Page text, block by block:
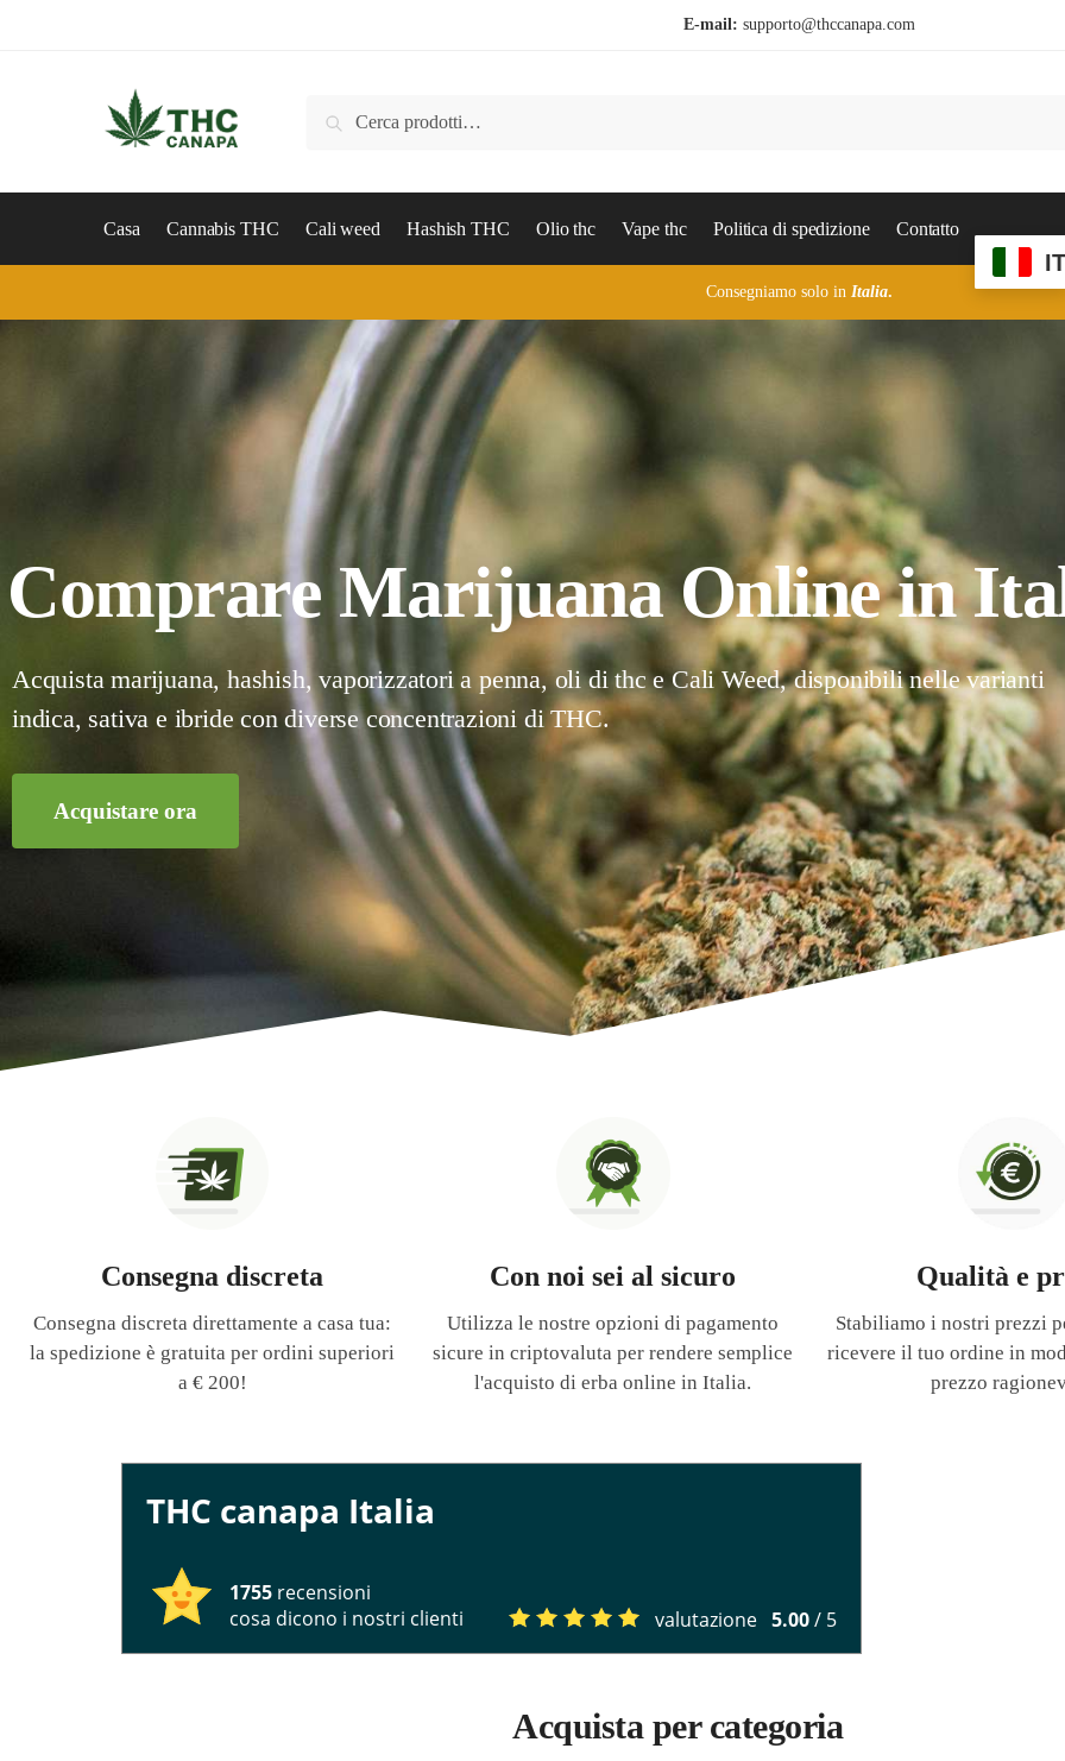
E-mail: supporto@thccanapa.com
Cerca
Casa Cannabis THC Cali weed Hashish THC Olio thc Vape thc Politica di spedizione Contatto
IT
Consegniamo solo inItalia.
Comprare Marijuana Online in
Acquista marijuana, hashish, vaporizzatori a penna, oli di thc e Cali Weed, disponibili nelle varianti
indica, sativa e ibride con diverse concentrazioni di THC.
Acquistare ora
Consegna discreta
Consegna discreta direttamente a casa tua:
la spedizione è gratuita per ordini superiori
a € 200!
Con noi sei al sicuro
Utilizza le nostre opzioni di pagamento
sicure in criptovaluta per rendere semplice
l'acquisto di erba online in Italia.
Qualità e
Stabiliamo i nostri prezzi
ricevere il tuo ordine in
prezzo
THC canapa Italia
1755 recensioni
cosa dicono i nostri clienti
valutazione 5.00/ 5
Acquista per categoria